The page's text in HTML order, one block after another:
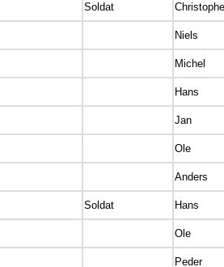
Soldat
Niels
Michel
Hans
Jan
Ole
Anders
Soldat Hans
Ole
Peder